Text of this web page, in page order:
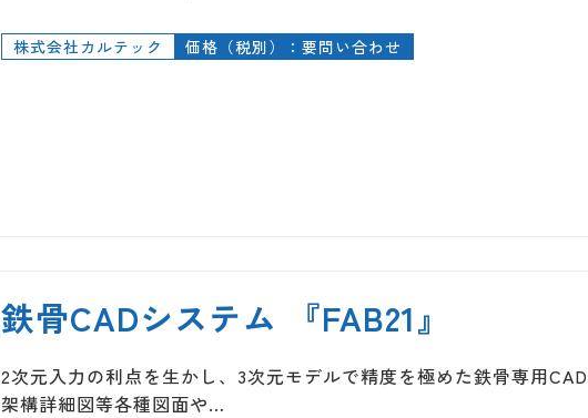
株式会社カルテック 価格（税別）：要問い合わせ
鉄骨CADシステム 『FAB21』
2次元入力の利点を生かし、3次元モデルで精度を極めた鉄骨専用
架構詳細図等各種図面や…